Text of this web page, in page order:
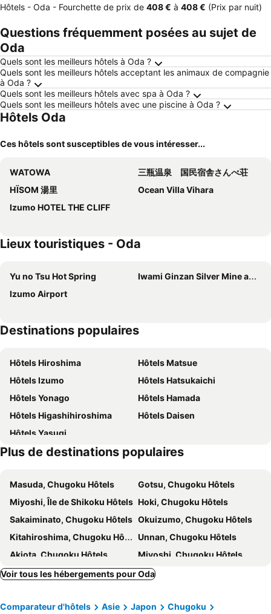
Hôtels - Oda - Fourchette de prix de ‎408 € à ‎408 € (Prix par nuit)
Questions fréquemment posées au sujet de
Oda
Quels sont les meilleurs hôtels à Oda ?
Quels sont les meilleurs hôtels acceptant les animaux de compagnie
à Oda ?
Quels sont les meilleurs hôtels avec spa à Oda ?
Quels sont les meilleurs hôtels avec une piscine à Oda ?
Hôtels Oda
Ces hôtels sont susceptibles de vous intéresser...
WATOWA
三瓶温泉 国民宿舎さんべ荘
HÏSOM 湯里
Ocean Villa Vihara
Izumo HOTEL THE CLIFF
Lieux touristiques - Oda
Yu no Tsu Hot Spring
Iwami Ginzan Silver Mine and its Cultural Landscape
Izumo Airport
Destinations populaires
Hôtels Hiroshima
Hôtels Matsue
Hôtels Izumo
Hôtels Hatsukaichi
Hôtels Yonago
Hôtels Hamada
Hôtels Higashihiroshima
Hôtels Daisen
Hôtels Yasugi
Plus de destinations populaires
Masuda, Chugoku Hôtels
Gotsu, Chugoku Hôtels
Miyoshi, Île de Shikoku Hôtels Hoki, Chugoku Hôtels
Sakaiminato, Chugoku Hôtels Okuizumo, Chugoku Hôtels
Kitahiroshima, Chugoku Hôtels
Unnan, Chugoku Hôtels
Akiota, Chugoku Hôtels
Miyoshi, Chugoku Hôtels
Kumano, Chugoku Hôtels
Onan, Chugoku Hôtels
Misato, Chugoku Hôtels
Inan, Chugoku Hôtels
Voir tous les hébergements pour Oda
Comparateur d'hôtels Asie Japon
Chugoku